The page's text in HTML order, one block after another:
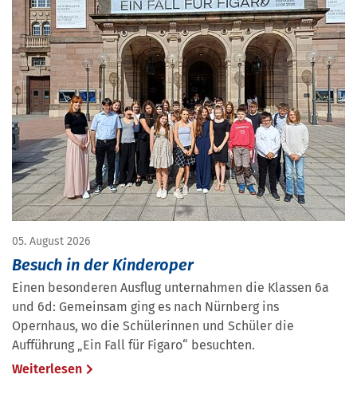
05. August 2026
Besuch in der Kinderoper
Einen besonderen Ausflug unternahmen die Klassen 6a
und 6d: Gemeinsam ging es nach Nürnberg ins
Opernhaus, wo die Schülerinnen und Schüler die
Aufführung „Ein Fall für Figaro“ besuchten.
Weiterlesen